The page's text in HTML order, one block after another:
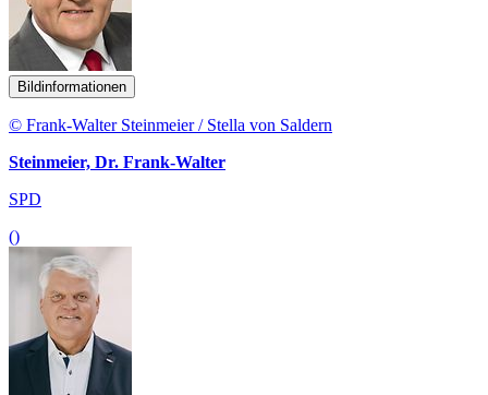
Bildinformationen
© Frank-Walter Steinmeier / Stella von Saldern
Steinmeier, Dr. Frank-Walter
SPD
()